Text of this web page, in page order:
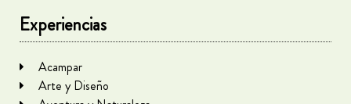
Experiencias
Acampar
Arte y Diseño